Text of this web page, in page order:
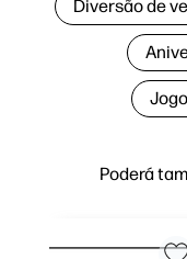
Poderá
Diversão de